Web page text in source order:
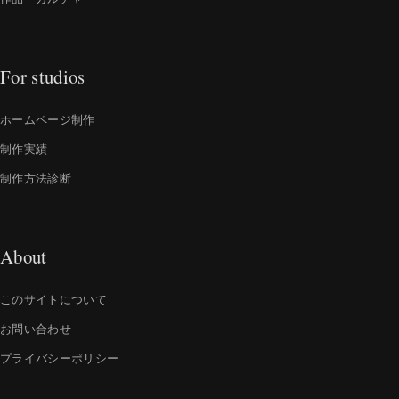
For studios
ホームページ制作
制作実績
制作方法診断
About
このサイトについて
お問い合わせ
プライバシーポリシー